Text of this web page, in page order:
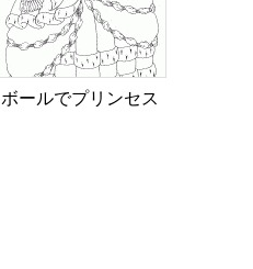
ボールでプリンセス